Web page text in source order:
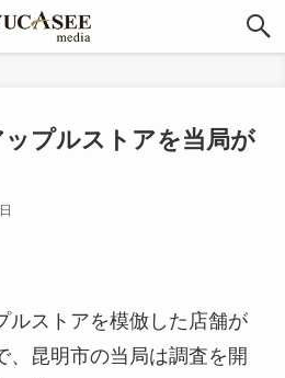
ップルストアを当局が
ストアを模倣した店舗が
、昆明市の当局は調査を開